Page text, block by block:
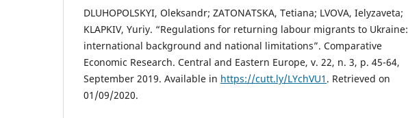
DLUHOPOLSKYI, Oleksandr; ZATONATSKA, Tetiana; LVOVA, Ielyzaveta;
KLAPKIV, Yuriy. “Regulations for returning labour migrants to Ukraine:
international background and national limitations”. Comparative
Economic Research. Central and Eastern Europe, v. 22, n. 3, p. 45-64,
September 2019. Available in https://cutt.ly/LYchVU1 . Retrieved on
01/09/2020.